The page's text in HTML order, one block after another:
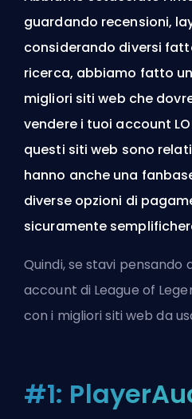
guardando recensioni,
considerando diversi
ricerca, abbiamo fatto
migliori siti web che
vendere i tuoi account
questi siti web sono
hanno anche una
diverse opzioni di
sicuramente
Quindi, se stavi pensando
account di League of
con i migliori siti web da
#1: